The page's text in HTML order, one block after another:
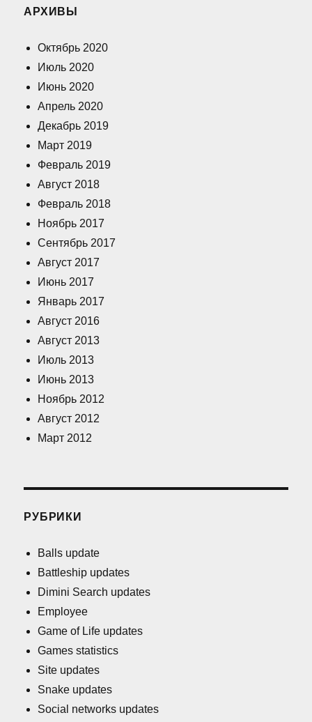
АРХИВЫ
Октябрь 2020
Июль 2020
Июнь 2020
Апрель 2020
Декабрь 2019
Март 2019
Февраль 2019
Август 2018
Февраль 2018
Ноябрь 2017
Сентябрь 2017
Август 2017
Июнь 2017
Январь 2017
Август 2016
Август 2013
Июль 2013
Июнь 2013
Ноябрь 2012
Август 2012
Март 2012
РУБРИКИ
Balls update
Battleship updates
Dimini Search updates
Employee
Game of Life updates
Games statistics
Site updates
Snake updates
Social networks updates